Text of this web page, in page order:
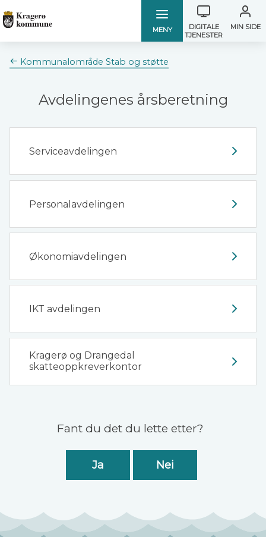
Kragerø
kommune
Kragerø
kommune
DIGITALE
TJENESTER
MIN SIDE
MENY
Du
er
Kommunalområde Stab og støtte
Avdelingenes årsberetning
Serviceavdelingen
Personalavdelingen
Økonomiavdelingen
IKT avdelingen
Kragerø og Drangedal
skatteoppkreverkontor
Fant du det du lette etter?
Ja Nei